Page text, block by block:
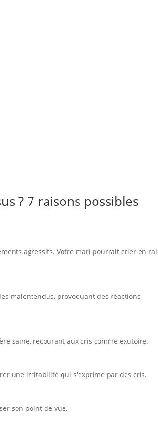
? 7 raisons possibles
agressifs. Votre mari pourrait crier en
malentendus, provoquant des réactions
saine, recourant aux cris comme exutoire.
une irritabilité qui s'exprime par des cris.
son point de vue.